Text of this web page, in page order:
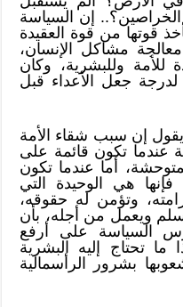
إن السياسة
قوتها من قوة العقيدة
مشاكل الإنسان،
للأمة وللبشرية، وكان
لدرجة جعل الأعداء قبل
إن سبب شقاء الأمة
عندما تكون قائمة على
أما عندما تكون
هي الوحيدة التي
وتؤمن له حقوقه،
ويعمل من أجله، بأن
السياسة على أرفع
تحتاج إليه البشرية
بشرور الرأسمالية